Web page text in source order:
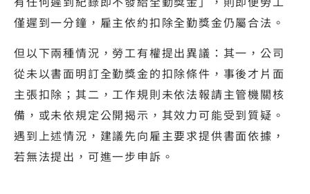
僅遲到一分鐘，雇主依約扣除全勤獎金仍屬合法。
但以下兩種情況，勞工有權提出異議：其一，公司
從未以書面明訂全勤獎金的扣除條件，事後才片面
主張扣除；其二，工作規則未依法報請主管機關核
備，或未依規定公開揭示，其效力可能受到質疑。
遇到上述情況，建議先向雇主要求提供書面依據，
若無法提出，可進一步申訴。